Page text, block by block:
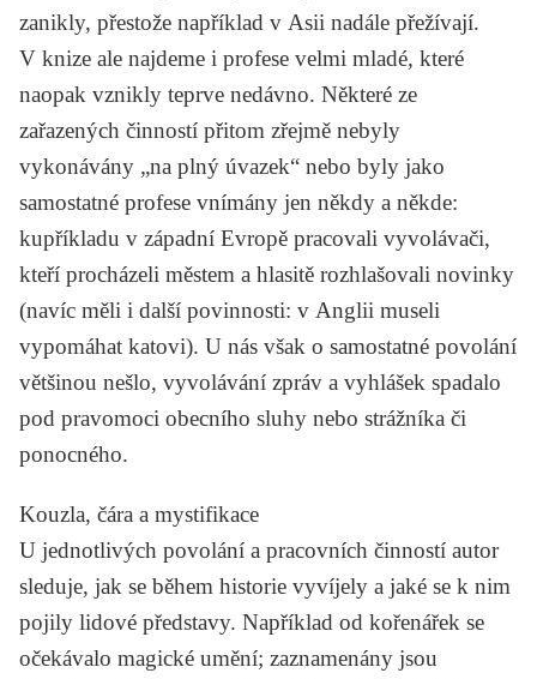
zanikly, přestože například v Asii nadále přežívají.
V knize ale najdeme i profese velmi mladé, které
naopak vznikly teprve nedávno. Některé ze
zařazených činností přitom zřejmě nebyly
vykonávány „na plný úvazek“ nebo byly jako
samostatné profese vnímány jen někdy a někde:
kupříkladu v západní Evropě pracovali vyvolávači,
kteří procházeli městem a hlasitě rozhlašovali novinky
(navíc měli i další povinnosti: v Anglii museli
vypomáhat katovi). U nás však o samostatné povolání
většinou nešlo, vyvolávání zpráv a vyhlášek spadalo
pod pravomoci obecního sluhy nebo strážníka či
ponocného.
Kouzla, čára a mystifikace
U jednotlivých povolání a pracovních činností autor
sleduje, jak se během historie vyvíjely a jaké se k nim
pojily lidové představy. Například od kořenářek se
očekávalo magické umění; zaznamenány jsou